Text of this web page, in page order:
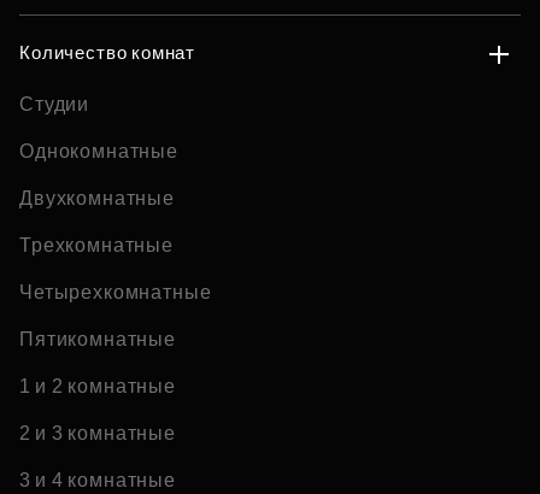
Количество комнат
Студии
Однокомнатные
Двухкомнатные
Трехкомнатные
Четырехкомнатные
Пятикомнатные
1 и 2 комнатные
2 и 3 комнатные
3 и 4 комнатные